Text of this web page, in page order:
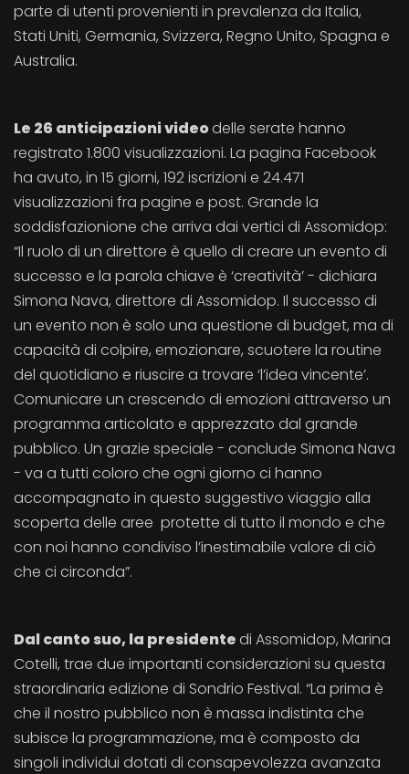
parte di utenti provenienti in prevalenza da Italia,
Stati Uniti, Germania, Svizzera, Regno Unito, Spagna e
Australia.
Le 26 anticipazioni videodelle serate hanno
registrato 1.800 visualizzazioni. La pagina Facebook
ha avuto, in 15 giorni, 192 iscrizioni e 24.471
visualizzazioni fra pagine e post. Grande la
soddisfazionione che arriva dai vertici di Assomidop:
“Il ruolo di un direttore è quello di creare un evento di
successo e la parola chiave è ‘creatività’ - dichiara
Simona Nava, direttore di Assomidop. Il successo di
un evento non è solo una questione di budget, ma di
capacità di colpire, emozionare, scuotere la routine
del quotidiano e riuscire a trovare ‘l’idea vincente’.
Comunicare un crescendo di emozioni attraverso un
programma articolato e apprezzato dal grande
pubblico. Un grazie speciale - conclude Simona Nava
- va a tutti coloro che ogni giorno ci hanno
accompagnato in questo suggestivo viaggio alla
scoperta delle aree protette di tutto il mondo e che
con noi hanno condiviso l’inestimabile valore di ciò
che ci circonda”.
Dal canto suo, la presidentedi Assomidop, Marina
Cotelli, trae due importanti considerazioni su questa
straordinaria edizione di Sondrio Festival. “La prima è
che il nostro pubblico non è massa indistinta che
subisce la programmazione, ma è composto da
singoli individui dotati di consapevolezza avanzata